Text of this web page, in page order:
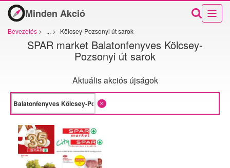
Minden Akció
Bevezetés > ... > Kölcsey-Pozsonyi út sarok
SPAR market Balatonfenyves Kölcsey-
Pozsonyi út sarok
Aktuális akciós újságok